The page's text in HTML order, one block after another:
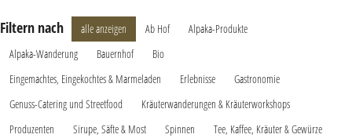
Filtern nach alle anzeigen Ab Hof
Alpaka-Produkte
Alpaka-Wanderung
Bauernhof
Bio
Eingemachtes, Eingekochtes & Marmeladen
Erlebnisse
Gastronomie
Genuss-Catering und Streetfood
Kräuterwanderungen & Kräuterworkshops
Produzenten
Sirupe, Säfte & Most Spinnen
Tee, Kaffee, Kräuter & Gewürze